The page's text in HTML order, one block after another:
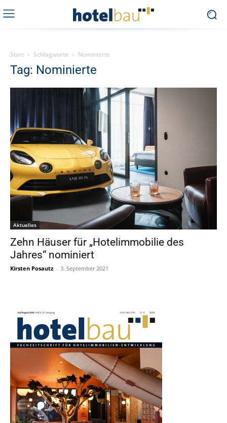
Start Schlagworte Nominierte
Tag: Nominierte
Aktuelles
Zehn Häuser für „Hotelimmobilie des
Jahres“ nominiert
Kirsten Posautz - 3. September 2021